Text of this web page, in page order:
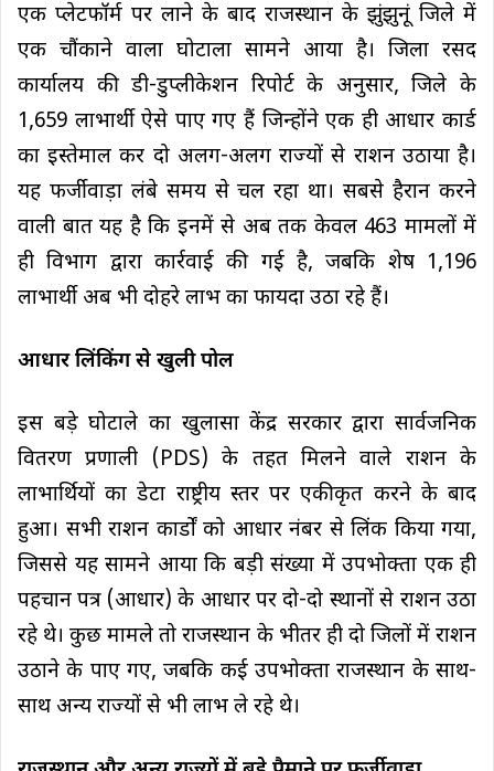
एक प्लेटफॉर्म पर लाने के बाद राजस्थान के झुंझुनूं जिले में
एक चौंकाने वाला घोटाला सामने आया है। जिला रसद
कार्यालय की डी-डुप्लीकेशन रिपोर्ट के अनुसार, जिले के
1,659 लाभार्थी ऐसे पाए गए हैं जिन्होंने एक ही आधार कार्ड
का इस्तेमाल कर दो अलग-अलग राज्यों से राशन उठाया है।
यह फर्जीवाड़ा लंबे समय से चल रहा था। सबसे हैरान करने
वाली बात यह है कि इनमें से अब तक केवल 463 मामलों में
ही विभाग द्वारा कार्रवाई की गई है, जबकि शेष 1,196
लाभार्थी अब भी दोहरे लाभ का फायदा उठा रहे हैं।
आधार लिंकिंग से खुली पोल
इस बड़े घोटाले का खुलासा केंद्र सरकार द्वारा सार्वजनिक
वितरण प्रणाली (PDS) के तहत मिलने वाले राशन के
लाभार्थियों का डेटा राष्ट्रीय स्तर पर एकीकृत करने के बाद
हुआ। सभी राशन कार्डों को आधार नंबर से लिंक किया गया,
जिससे यह सामने आया कि बड़ी संख्या में उपभोक्ता एक ही
पहचान पत्र (आधार) के आधार पर दो-दो स्थानों से राशन उठा
रहे थे। कुछ मामले तो राजस्थान के भीतर ही दो जिलों में राशन
उठाने के पाए गए, जबकि कई उपभोक्ता राजस्थान के साथ-
साथ अन्य राज्यों से भी लाभ ले रहे थे।